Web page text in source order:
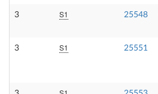
3 S1 25548
3 S1 25551